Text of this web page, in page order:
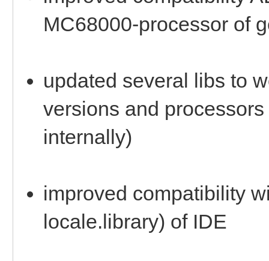
MC68000-processor of
updated several libs to
versions and
internally)
improved compatibility
locale.library) of IDE